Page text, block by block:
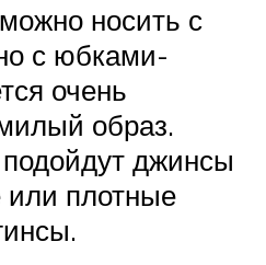
носить с
с юбками-
очень
образ.
джинсы
или плотные